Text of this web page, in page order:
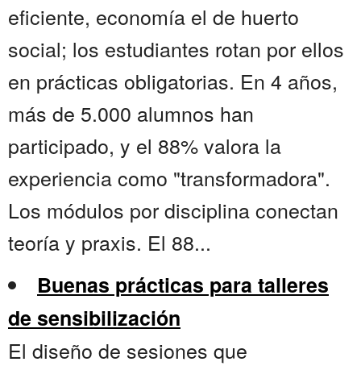
eficiente, economía el de huerto
social; los estudiantes rotan por ellos
en prácticas obligatorias. En 4 años,
más de 5.000 alumnos han
participado, y el 88% valora la
experiencia como "transformadora".
Los módulos por disciplina conectan
teoría y praxis. El 88...
Buenas prácticas para talleres
de sensibilización
El diseño de sesiones que